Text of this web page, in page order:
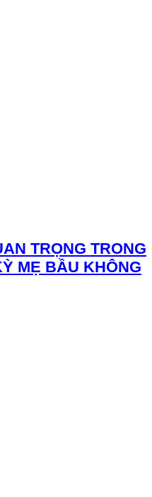
TRỌNG TRONG
MẸ BẦU KHÔNG